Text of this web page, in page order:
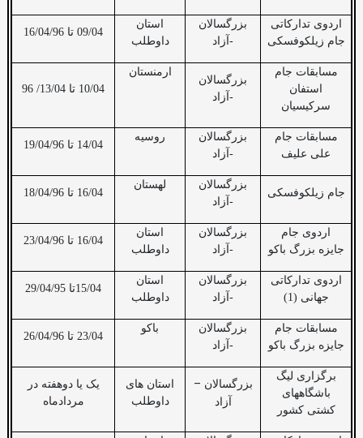
اردوی تدارکاتی
جام زیلکوفسکی
بزرگسالان
-آزاد
استان
داوطلب
09/04 تا 16/04/96
مسابقات جام
استفان
سرکیسیان
بزرگسالان
-آزاد
ارمنستان
10/04 تا 13/04/ 96
مسابقات جام
علی علیف
بزرگسالان
-آزاد
روسیه
14/04 تا 19/04/96
جام زیلکوفسکی
بزرگسالان
-آزاد
لهستان
16/04 تا 18/04/96
اردوی جام
جایزه بزرگ باکو
بزرگسالان
-آزاد
استان
داوطلب
16/04 تا 23/04/96
اردوی تدارکاتی
جهانی (1)
بزرگسالان
-آزاد
استان
داوطلب
15/04تا 29/04/95
مسابقات جام
جایزه بزرگ باکو
بزرگسالان
-آزاد
باکو
23/04 تا 26/04/96
برگزاری لیگ
باشگاههای
کشتی کشور
بزرگسالان –
آزاد
استان های
داوطلب
یک یا دوهفته در
مردادماه